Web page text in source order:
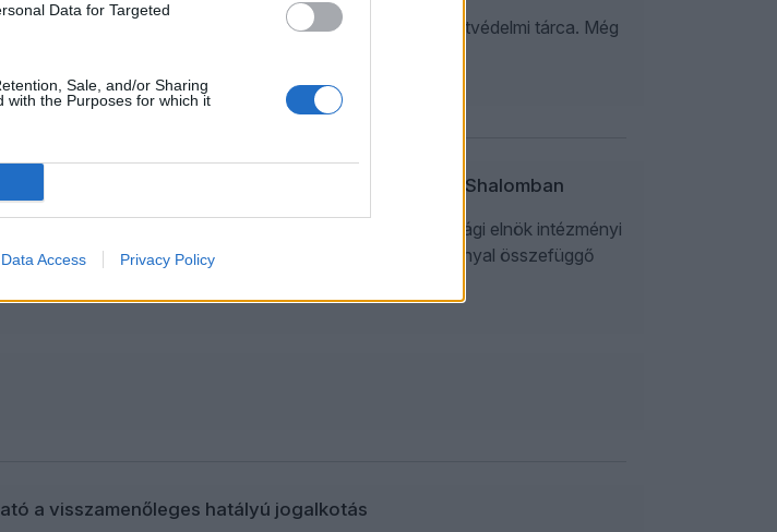
Data for Targeted
Sale, and/or Sharing
with the Purposes for which it
Data Access Privacy Policy
után végre újra van oktatási, egészségügyi és környezetvédelmi tárca. Még
elnöknél kommentel? | Hont és Schiffer az ÁsottShalomban
Andrással beszélget: szó esik többek közt a köztársasági elnök intézményi
aktuális és múltbéli kérdései, valamint az alkotmánnyal összefüggő
a visszamenőleges hatályú jogalkotás